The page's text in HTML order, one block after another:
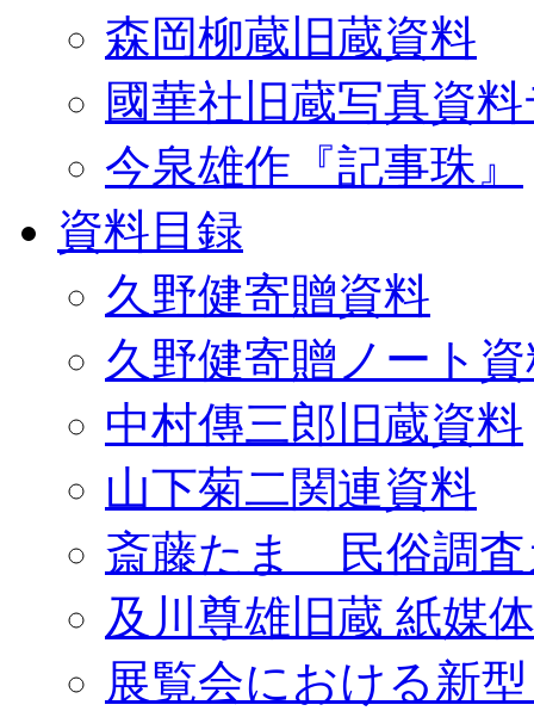
森岡柳蔵旧蔵資料
國華社旧蔵写真資
今泉雄作『記事珠』
資料目録
久野健寄贈資料
久野健寄贈ノート
中村傳三郎旧蔵資料
山下菊二関連資料
斎藤たま 民俗調査
及川尊雄旧蔵 紙媒
展覧会における新